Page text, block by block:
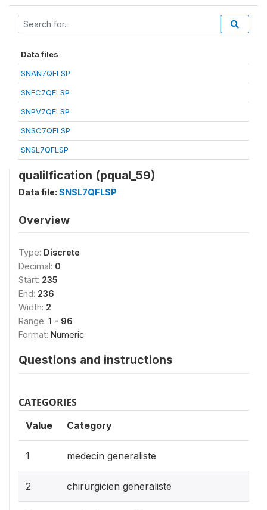
Data files
SNAN7QFLSP
SNFC7QFLSP
SNPV7QFLSP
SNSC7QFLSP
SNSL7QFLSP
qualilfication (pqual_59)
Data file: SNSL7QFLSP
Overview
Type: Discrete
Decimal: 0
Start: 235
End: 236
Width: 2
Range: 1 - 96
Format: Numeric
Questions and instructions
CATEGORIES
Value Category
1 medecin generaliste
2 chirurgicien generaliste